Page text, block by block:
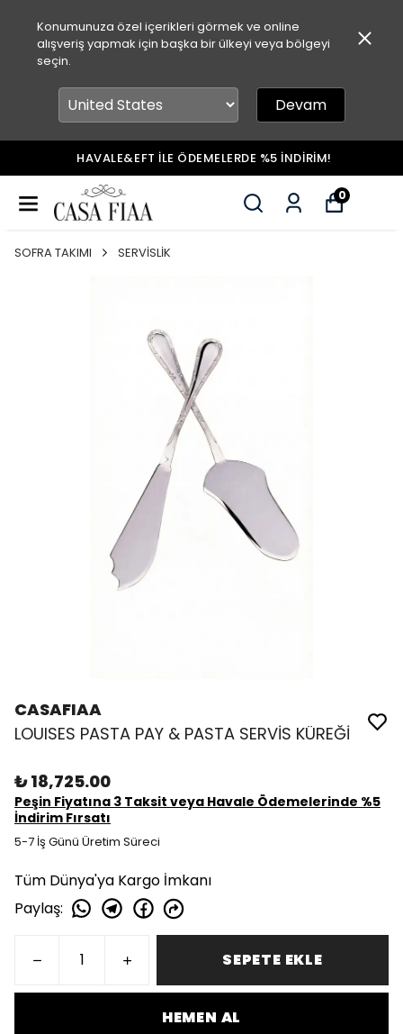
Konumunuza özel içerikleri görmek ve online
alışveriş yapmak için başka bir ülkeyi veya bölgeyi
seçin.
Devam
HAVALE&EFT İLE ÖDEMELERDE %5 İNDİRİM!
0
SOFRA TAKIMI SERVİSLİK
CASAFIAA
LOUISES PASTA PAY & PASTA SERVİS KÜREĞİ
₺ 18,725.00
Peşin Fiyatına 3 Taksit veya Havale Ödemelerinde %5
İndirim Fırsatı
5-7 İş Günü Üretim Süreci
Tüm Dünya'ya Kargo İmkanı
Paylaş:
SEPETE EKLE
HEMEN AL